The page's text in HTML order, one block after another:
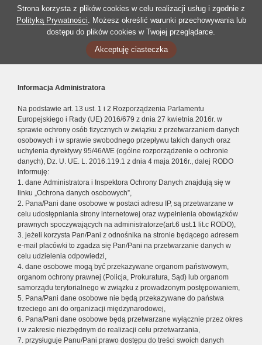
Strona korzysta z plików cookies w celu realizacji usług i zgodnie z
Polityką Prywatności. Możesz określić warunki przechowywania lub
dostępu do plików cookies w Twojej przeglądarce.
Akceptuję ciasteczka
Informacja Administratora
Na podstawie art. 13 ust. 1 i 2 Rozporządzenia Parlamentu
Europejskiego i Rady (UE) 2016/679 z dnia 27 kwietnia 2016r. w
sprawie ochrony osób fizycznych w związku z przetwarzaniem danych
osobowych i w sprawie swobodnego przepływu takich danych oraz
uchylenia dyrektywy 95/46/WE (ogólne rozporządzenie o ochronie
danych), Dz. U. UE. L. 2016.119.1 z dnia 4 maja 2016r., dalej RODO
informuję:
1. dane Administratora i Inspektora Ochrony Danych znajdują się w
linku „Ochrona danych osobowych”,
2. Pana/Pani dane osobowe w postaci adresu IP, są przetwarzane w
celu udostępniania strony internetowej oraz wypełnienia obowiązków
prawnych spoczywających na administratorze(art.6 ust.1 lit.c RODO),
3. jeżeli korzysta Pan/Pani z odnośnika na stronie będącego adresem
e-mail placówki to zgadza się Pan/Pani na przetwarzanie danych w
celu udzielenia odpowiedzi,
4. dane osobowe mogą być przekazywane organom państwowym,
organom ochrony prawnej (Policja, Prokuratura, Sąd) lub organom
samorządu terytorialnego w związku z prowadzonym postępowaniem,
5. Pana/Pani dane osobowe nie będą przekazywane do państwa
trzeciego ani do organizacji międzynarodowej,
6. Pana/Pani dane osobowe będą przetwarzane wyłącznie przez okres
i w zakresie niezbędnym do realizacji celu przetwarzania,
7. przysługuje Panu/Pani prawo dostępu do treści swoich danych